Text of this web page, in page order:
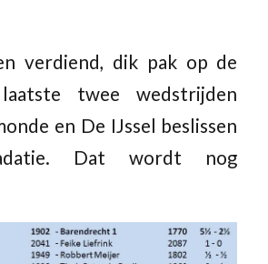
verdiend, dik pak op de
twee wedstrijden
en De IJssel beslissen
Dat wordt nog